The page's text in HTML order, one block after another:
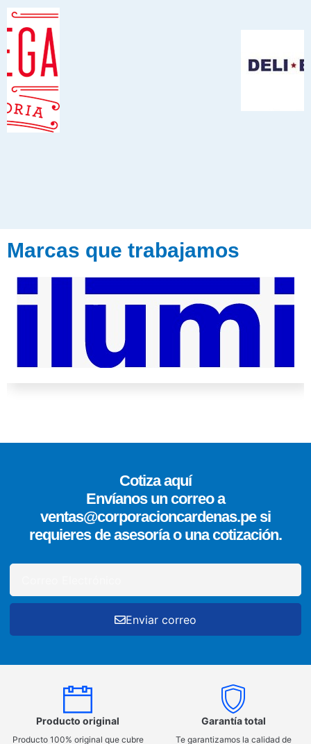
Marcas que trabajamos
Cotiza aquí
Envíanos un correo a
ventas@corporacioncardenas.pe si
requieres de asesoría o una cotización.
Enviar correo
Producto original
Producto 100% original que cubre
Garantía total
Te garantizamos la calidad de